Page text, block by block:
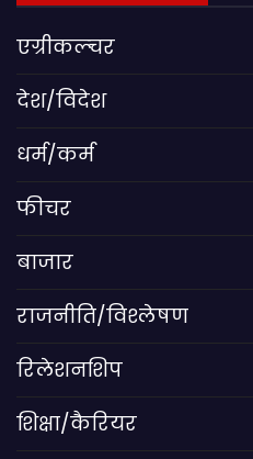
एग्रीकल्चर
देश/विदेश
धर्म/कर्म
फीचर
बाजार
राजनीति/विश्लेषण
रिलेशनशिप
शिक्षा/कैरियर